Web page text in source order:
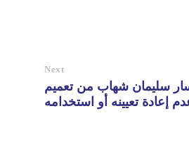
Next
سليمان شهاب من تعميم
إعادة تعيينه أو استخدامه